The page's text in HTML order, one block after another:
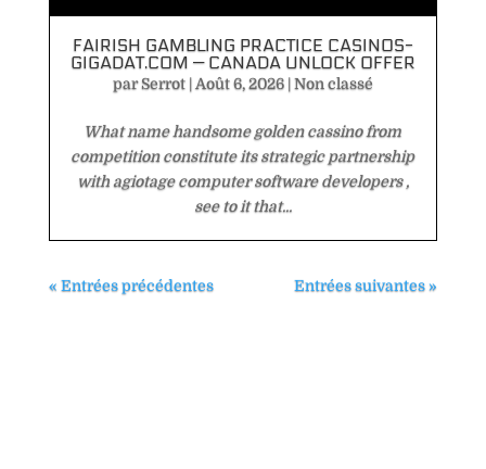
FAIRISH GAMBLING PRACTICE CASINOS-
GIGADAT.COM — CANADA UNLOCK OFFER
parSerrot| Août 6, 2026|Non classé
What name handsome golden cassino from
competition constitute its strategic partnership
with agiotage computer software developers ,
see to it that...
« Entrées précédentes Entrées suivantes »